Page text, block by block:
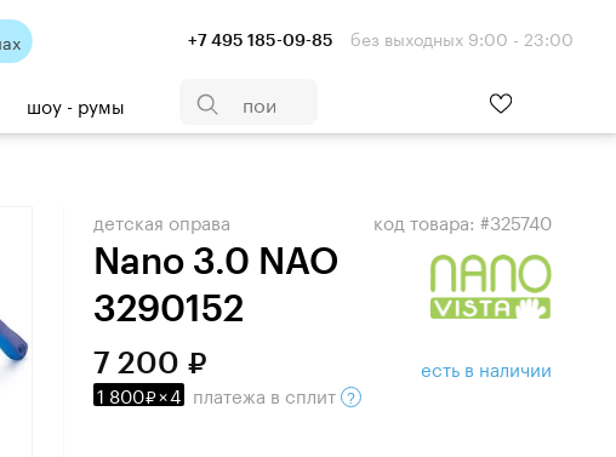
+7 495 185-09-85 без выходных 9:00 - 23:00
шоу - румы
детская оправа
Nano 3.0 NAO
3290152
код товара: #325740
7 200
1 800 ×4 платежа в сплит
есть в наличии